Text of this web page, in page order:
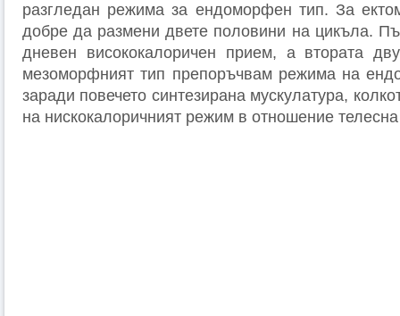
разгледан режима за ендоморфен тип. За
добре да размени двете половини на цикъла.
дневен висококалоричен прием, а втората
мезоморфният тип препоръчвам режима на
заради повечето синтезирана мускулатура,
на нискокалоричният режим в отношение